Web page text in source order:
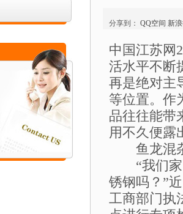
分享到： QQ空间 新
中国江苏网
活水平不断
再是绝对主
等位置。作
品往往能带
用不久便露
鱼龙混
“我们家
锈钢吗？”
工商部门执